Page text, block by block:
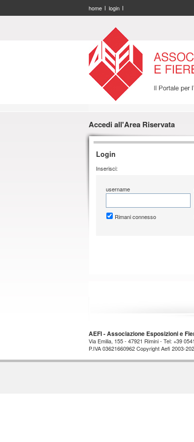
home login
Accedi all'Area Riservata
Login
Inserisci:
username
Rimani connesso
AEFI - Associazione Esposizioni e
Via Emilia, 155 - 47921 Rimini - Tel: +39
P.IVA 03621660962 Copyright Aefi 2003-